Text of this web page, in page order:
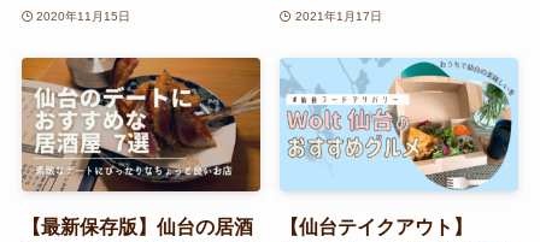
2020年11月15日 2021年1月17日
【最新保存版】仙台の居酒
【仙台テイクアウト】